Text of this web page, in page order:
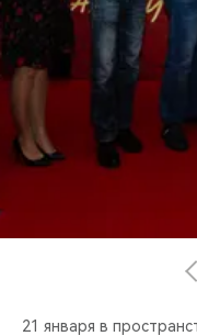
CHERY И СПОРТ
ВИДЕООБЗОРЫ
21 января в